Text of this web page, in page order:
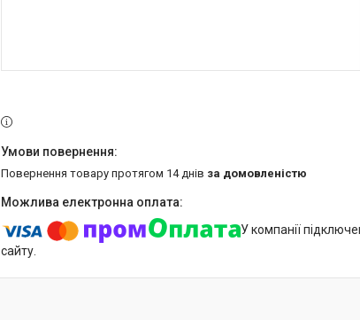
повернення товару протягом 14 днів за домовленістю
У компанії
сайту.